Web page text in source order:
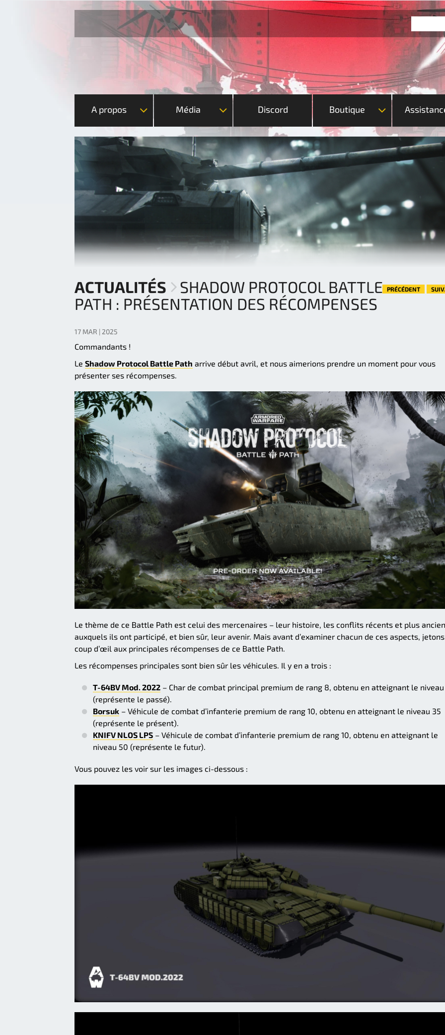
A propos Média Discord Boutique
ACTUALITÉS
SHADOW PROTOCOL BATTLE
PATH : PRÉSENTATION DES RÉCOMPENSES
PRÉCÉDENT
17 MAR | 2025
Commandants !
Le Shadow Protocol Battle Path arrive début avril, et nous aimerions prendre un moment pour vous
présenter ses récompenses.
Le thème de ce Battle Path est celui des mercenaires – leur histoire, les conflits récents et plus
auxquels ils ont participé, et bien sûr, leur avenir. Mais avant d’examiner chacun de ces aspects,
coup d’œil aux principales récompenses de ce Battle Path.
Les récompenses principales sont bien sûr les véhicules. Il y en a trois :
T-64BV Mod. 2022 – Char de combat principal premium de rang 8, obtenu en atteignant le
(représente le passé).
Borsuk – Véhicule de combat d’infanterie premium de rang 10, obtenu en atteignant le niveau 35
(représente le présent).
KNIFV NLOS LPS – Véhicule de combat d’infanterie premium de rang 10, obtenu en atteignant le
niveau 50 (représente le futur).
Vous pouvez les voir sur les images ci-dessous :